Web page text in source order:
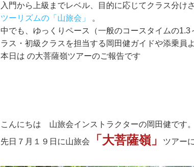
入門から上級までレベル、目的に応じてクラス分け
ツーリズムの「山旅会」
。
中でも、ゆっくりペース（一般のコースタイムの
ラス・初級クラスを担当する岡田健ガイドや添乗員
本日は の大菩薩嶺ツアーのご報告です
こんにちは 山旅会インストラクターの岡田健です。
先日７月１９日に山旅会
「大菩薩嶺」 ツアー